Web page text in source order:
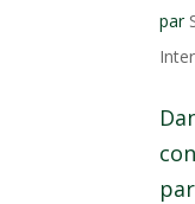
par